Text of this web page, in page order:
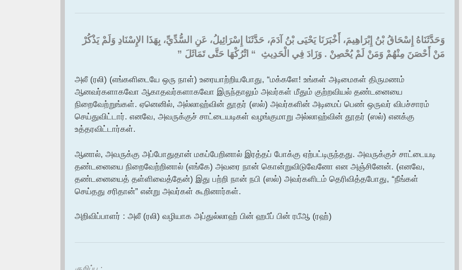
وَحَدَّثَنَاهُ إِسْحَاقُ بْنُ إِبْرَاهِيمَ، أَخْبَرَنَا يَحْيَى بْنُ آدَمَ، حَدَّثَنَا إِسْرَائِيلُ، عَنِ السُّدِّيِّ، بِهَذَا الإِسْنَادِ وَلَمْ يَذْكُرْ
مَنْ أَحْصَنَ مِنْهُمْ وَمَنْ لَمْ يُحْصِنْ ‏.‏ وَزَادَ فِي الْحَدِيثِ ‏ “‏ اتْرُكْهَا حَتَّى تَمَاثَلَ ‏”‏
அலீ (ரலி) (எங்களிடையே ஒரு நாள்) உரையாற்றியபோது, “மக்களே! உங்கள் அடிமைகள் திருமணம்
ஆனவர்களாகவோ ஆகாதவர்களாகவோ இருந்தாலும் அவர்கள் மீதும் குற்றவியல் தண்டனையை
நிறைவேற்றுங்கள். ஏனெனில், அல்லாஹ்வின் தூதர் (ஸல்) அவர்களின் அடிமைப் பெண் ஒருவர் விபச்சாரம்
செய்துவிட்டார். எனவே, அவருக்குச் சாட்டையடிகள் வழங்குமாறு அல்லாஹ்வின் தூதர் (ஸல்) எனக்கு
உத்தரவிட்டார்கள்.
ஆனால், அவருக்கு அப்போதுதான் மகப்பேறினால் இரத்தப் போக்கு ஏற்பட்டிருந்தது. அவருக்குச் சாட்டையடி
தண்டனையை நிறைவேற்றினால் (எங்கே) அவரை நான் கொன்றுவிடுவேனோ என அஞ்சினேன். (எனவே,
தண்டனையைத் தள்ளிவைத்தேன்) இது பற்றி நான் நபி (ஸல்) அவர்களிடம் தெரிவித்தபோது, “நீங்கள்
செய்தது சரிதான்” என்று அவர்கள் கூறினார்கள்.
அறிவிப்பாளர் : அலீ (ரலி) வழியாக அப்துல்லாஹ் பின் ஹபீப் பின் ரபீஆ (ரஹ்)